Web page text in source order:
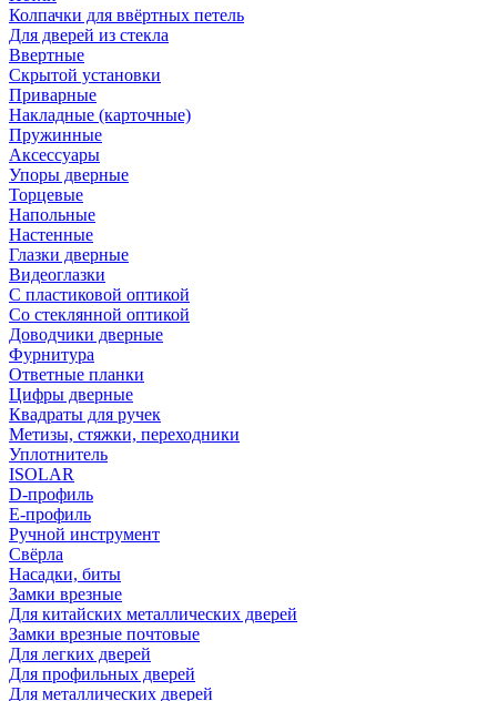
Колпачки для ввёртных петель
Для дверей из стекла
Ввертные
Скрытой установки
Приварные
Накладные (карточные)
Пружинные
Аксессуары
Упоры дверные
Торцевые
Напольные
Настенные
Глазки дверные
Видеоглазки
С пластиковой оптикой
Со стеклянной оптикой
Доводчики дверные
Фурнитура
Ответные планки
Цифры дверные
Квадраты для ручек
Метизы, стяжки, переходники
Уплотнитель
ISOLAR
D-профиль
Е-профиль
Ручной инструмент
Свёрла
Насадки, биты
Замки врезные
Для китайских металлических дверей
Замки врезные почтовые
Для легких дверей
Для профильных дверей
Для металлических дверей